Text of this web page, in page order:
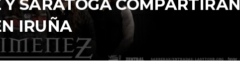
SARATOGA COMPARTIRÁN
IRUÑA